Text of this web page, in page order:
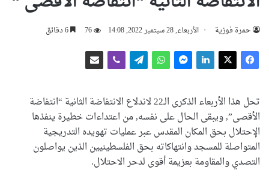
حمرة فوزية الأربعاء, 28 سبتمبر 2022, 14:08 76
تحل هذا الأربعاء الذكرى الـ22 لاندلاع الانتفاضة الثانية “انتفاضة
الأقصى”, ويبقى الحال على نفسه, من اعتداءات خطيرة ينفذها
الإحتلال بحق المكان المقدس عبر عمليات تهويده التدريجية
المتواصلة للمسجد وانتهاكاته بحق الفلسطينيين الذين يواصلون
التصدي والمقاومة بعزيمة أقوى لدحر الاحتلال.